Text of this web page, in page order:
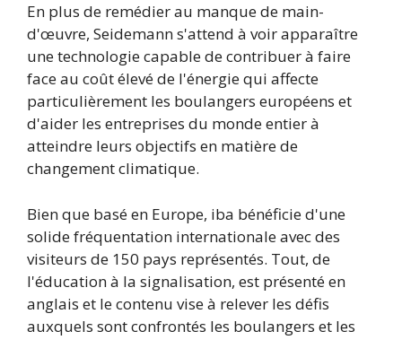
En plus de remédier au manque de main-
d'œuvre, Seidemann s'attend à voir apparaître
une technologie capable de contribuer à faire
face au coût élevé de l'énergie qui affecte
particulièrement les boulangers européens et
d'aider les entreprises du monde entier à
atteindre leurs objectifs en matière de
changement climatique.
Bien que basé en Europe, iba bénéficie d'une
solide fréquentation internationale avec des
visiteurs de 150 pays représentés. Tout, de
l'éducation à la signalisation, est présenté en
anglais et le contenu vise à relever les défis
auxquels sont confrontés les boulangers et les